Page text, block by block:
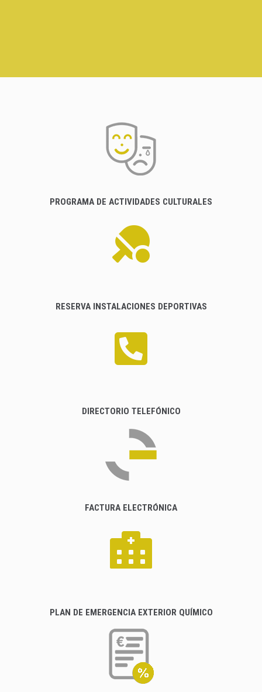
PROGRAMA DE ACTIVIDADES CULTURALES
RESERVA INSTALACIONES DEPORTIVAS
DIRECTORIO TELEFÓNICO
FACTURA ELECTRÓNICA
PLAN DE EMERGENCIA EXTERIOR QUÍMICO